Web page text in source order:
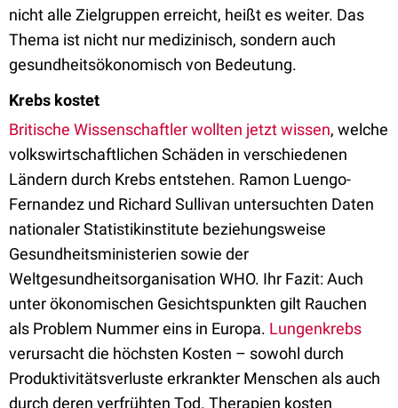
nicht alle Zielgruppen erreicht, heißt es weiter. Das
Thema ist nicht nur medizinisch, sondern auch
gesundheitsökonomisch von Bedeutung.
Krebs kostet
Britische Wissenschaftler wollten jetzt wissen, welche
volkswirtschaftlichen Schäden in verschiedenen
Ländern durch Krebs entstehen. Ramon Luengo-
Fernandez und Richard Sullivan untersuchten Daten
nationaler Statistikinstitute beziehungsweise
Gesundheitsministerien sowie der
Weltgesundheitsorganisation WHO. Ihr Fazit: Auch
unter ökonomischen Gesichtspunkten gilt Rauchen
als Problem Nummer eins in Europa. Lungenkrebs
verursacht die höchsten Kosten – sowohl durch
Produktivitätsverluste erkrankter Menschen als auch
durch deren verfrühten Tod. Therapien kosten